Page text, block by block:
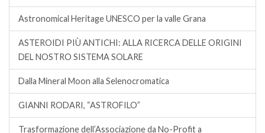
Astronomical Heritage UNESCO per la valle Grana
ASTEROIDI PIÙ ANTICHI: ALLA RICERCA DELLE ORIGINI
DEL NOSTRO SISTEMA SOLARE
Dalla Mineral Moon alla Selenocromatica
GIANNI RODARI, “ASTROFILO”
Trasformazione dell’Associazione da No-Profit a